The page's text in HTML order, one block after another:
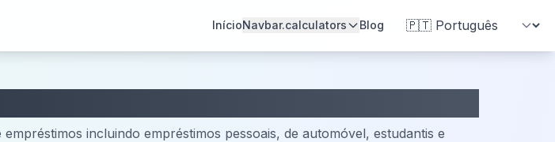
InícioNavbar.calculators Blog
Mudar Idioma
incluindo empréstimos pessoais, de automóvel, estudantis e